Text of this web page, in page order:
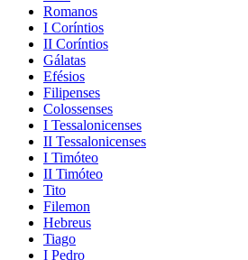
Romanos
I Coríntios
II Coríntios
Gálatas
Efésios
Filipenses
Colossenses
I Tessalonicenses
II Tessalonicenses
I Timóteo
II Timóteo
Tito
Filemon
Hebreus
Tiago
I Pedro